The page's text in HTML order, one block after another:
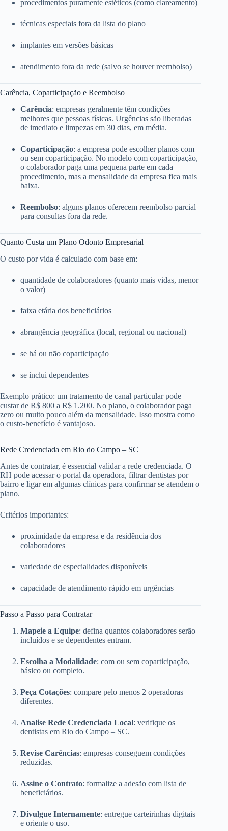
procedimentos puramente estéticos (como clareamento)
técnicas especiais fora da lista do plano
implantes em versões básicas
atendimento fora da rede (salvo se houver reembolso)
Carência, Coparticipação e Reembolso
Carência: empresas geralmente têm condições
melhores que pessoas físicas. Urgências são liberadas
de imediato e limpezas em 30 dias, em média.
Coparticipação: a empresa pode escolher planos com
ou sem coparticipação. No modelo com coparticipação,
o colaborador paga uma pequena parte em cada
procedimento, mas a mensalidade da empresa fica mais
baixa.
Reembolso: alguns planos oferecem reembolso parcial
para consultas fora da rede.
Quanto Custa um Plano Odonto Empresarial
O custo por vida é calculado com base em:
quantidade de colaboradores (quanto mais vidas, menor
o valor)
faixa etária dos beneficiários
abrangência geográfica (local, regional ou nacional)
se há ou não coparticipação
se inclui dependentes
Exemplo prático: um tratamento de canal particular pode
custar de R$ 800 a R$ 1.200. No plano, o colaborador paga
zero ou muito pouco além da mensalidade. Isso mostra como
o custo-benefício é vantajoso.
Rede Credenciada em Rio do Campo – SC
Antes de contratar, é essencial validar a rede credenciada. O
RH pode acessar o portal da operadora, filtrar dentistas por
bairro e ligar em algumas clínicas para confirmar se atendem o
plano.
Critérios importantes:
proximidade da empresa e da residência dos
colaboradores
variedade de especialidades disponíveis
capacidade de atendimento rápido em urgências
Passo a Passo para Contratar
Mapeie a Equipe: defina quantos colaboradores serão
incluídos e se dependentes entram.
Escolha a Modalidade: com ou sem coparticipação,
básico ou completo.
Peça Cotações: compare pelo menos 2 operadoras
diferentes.
Analise Rede Credenciada Local: verifique os
dentistas em Rio do Campo – SC.
Revise Carências: empresas conseguem condições
reduzidas.
Assine o Contrato: formalize a adesão com lista de
beneficiários.
Divulgue Internamente: entregue carteirinhas digitais
e oriente o uso.